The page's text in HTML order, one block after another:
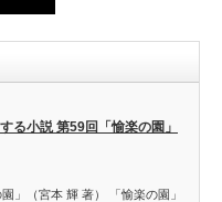
る小説 第59回「愉楽の園」
」（宮本 輝 著） 「愉楽の園」